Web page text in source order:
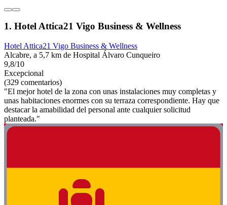
1. Hotel Attica21 Vigo Business & Wellness
Hotel Attica21 Vigo Business & Wellness
Alcabre, a 5,7 km de Hospital Álvaro Cunqueiro
9,8/10
Excepcional
(329 comentarios)
"El mejor hotel de la zona con unas instalaciones muy completas y
unas habitaciones enormes con su terraza correspondiente. Hay que
destacar la amabilidad del personal ante cualquier solicitud
planteada."